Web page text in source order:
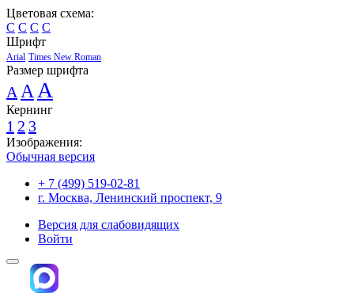
Цветовая схема:
C C C C
Шрифт
Arial Times New Roman
Размер шрифта
A A A
Кернинг
1 2 3
Изображения:
Обычная версия
+ 7 (499) 519-02-81
г. Москва, Ленинский проспект, 9
Версия для слабовидящих
Войти